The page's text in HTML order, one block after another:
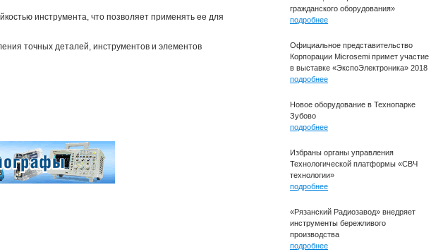
инструмента, что позволяет применять ее для
точных деталей, инструментов и элементов
гражданского оборудования»
подробнее
Официальное представительство
Корпорации Microsemi примет участие
в выставке «ЭкспоЭлектроника» 2018
подробнее
Новое оборудование в Технопарке
Зубово
подробнее
Избраны органы управления
Технологической платформы «СВЧ
технологии»
подробнее
«Рязанский Радиозавод» внедряет
инструменты бережливого
производства
подробнее